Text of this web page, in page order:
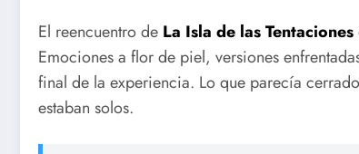
El reencuentro de La Isla de las Tentaciones
Emociones a flor de piel, versiones
final de la experiencia. Lo que parecía
estaban solos.